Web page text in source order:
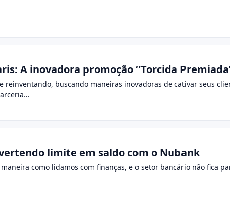
A inovadora promoção “Torcida
reinventando, buscando maneiras inovadoras de cativar seus
limite em saldo com o Nubank
como lidamos com finanças, e o setor bancário não fica